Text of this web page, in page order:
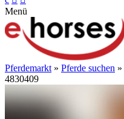
Menü
Pferdemarkt » Pferde suchen »
4830409